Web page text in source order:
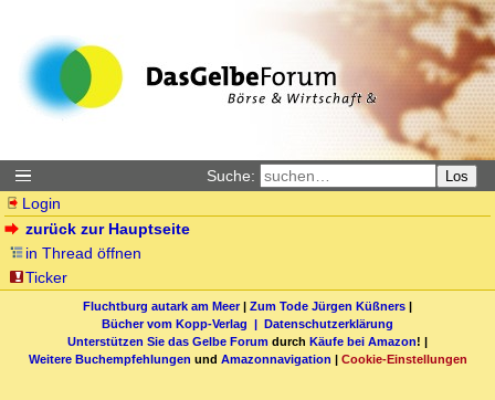
Suche: Los
Login
zurück zur Hauptseite
in Thread öffnen
Ticker
Fluchtburg autark am Meer| Zum Tode Jürgen Küßners |
Bücher vom Kopp-Verlag | Datenschutzerklärung
Unterstützen Sie das Gelbe Forum durch Käufe bei Amazon! |
Weitere Buchempfehlungen und Amazonnavigation | Cookie-Einstellungen